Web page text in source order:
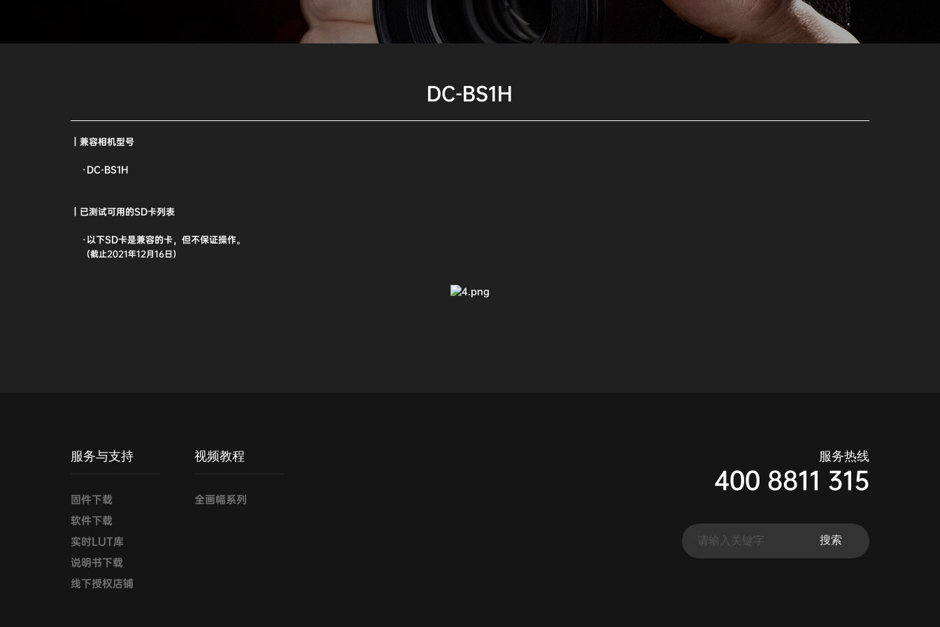
DC-BS1H
｜兼容相机型号
·DC-BS1H
｜已测试可用的SD卡列表
·以下SD卡是兼容的卡，但不保证操作。
（截止2021年12月16日）
服务与支持
固件下载
软件下载
实时LUT库
说明书下载
线下授权店铺
视频教程
全画幅系列
服务热线
400 8811 315